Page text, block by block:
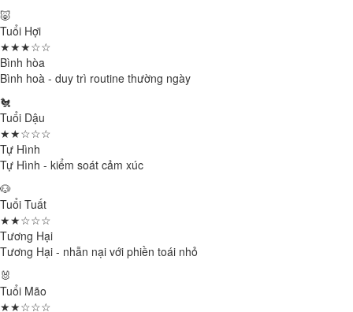
🐷
Tuổi Hợi
★★★☆☆
Bình hòa
Bình hoà - duy trì routine thường ngày
🐔
Tuổi Dậu
★★☆☆☆
Tự Hình
Tự Hình - kiểm soát cảm xúc
🐶
Tuổi Tuất
★★☆☆☆
Tương Hại
Tương Hại - nhẫn nại với phiền toái nhỏ
🐰
Tuổi Mão
★★☆☆☆